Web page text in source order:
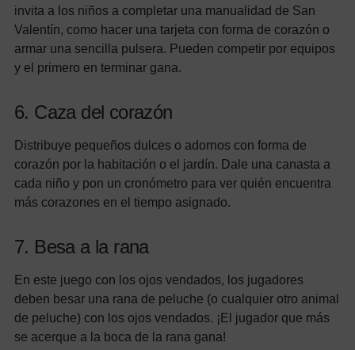
invita a los niños a completar una manualidad de San
Valentín, como hacer una tarjeta con forma de corazón o
armar una sencilla pulsera. Pueden competir por equipos
y el primero en terminar gana.
6. Caza del corazón
Distribuye pequeños dulces o adornos con forma de
corazón por la habitación o el jardín. Dale una canasta a
cada niño y pon un cronómetro para ver quién encuentra
más corazones en el tiempo asignado.
7. Besa a la rana
En este juego con los ojos vendados, los jugadores
deben besar una rana de peluche (o cualquier otro animal
de peluche) con los ojos vendados. ¡El jugador que más
se acerque a la boca de la rana gana!